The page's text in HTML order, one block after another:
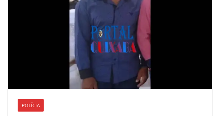
POLÍCIA